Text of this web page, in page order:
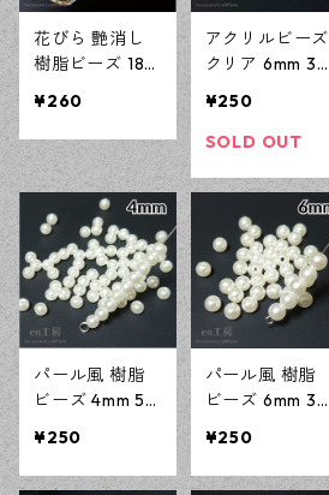
花びら 艶消し
樹脂ビーズ 18×
ワイト アクリ
ルビーズ アク
セサリーパーツ
ハンドメイド資
材 【en工房】
¥260
アクリルビーズ
クリア 6mm 30
アクセサリーパ
ーツ ハンドメ
工房】
¥250
SOLD OUT
パール風 樹脂
ビーズ 4mm 50
リーパーツ ハ
¥250
パール風 樹脂
ビーズ 6mm 30
リーパーツ ハ
¥250